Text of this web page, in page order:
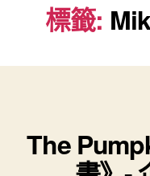
標籤:
The